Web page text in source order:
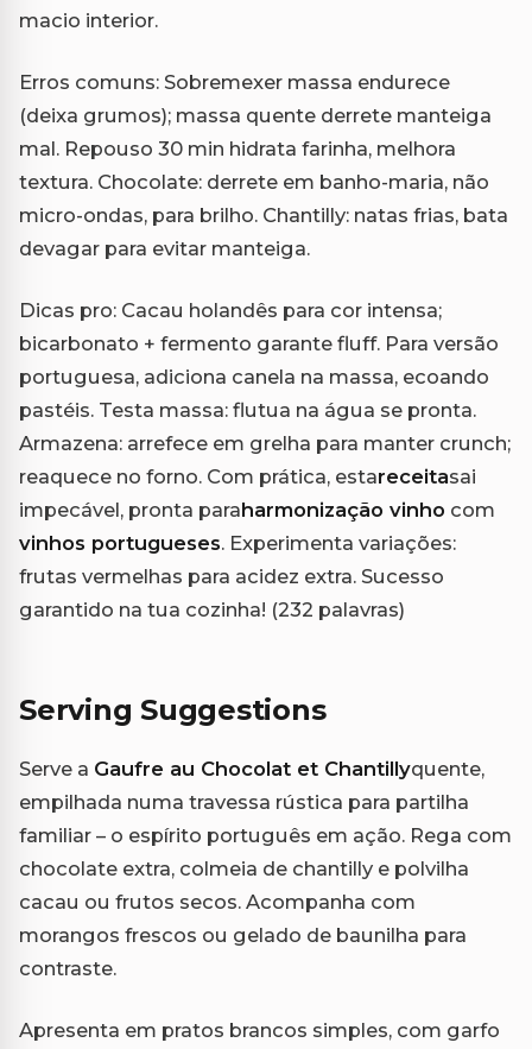
macio interior.
Erros comuns: Sobremexer massa endurece
(deixa grumos); massa quente derrete manteiga
mal. Repouso 30 min hidrata farinha, melhora
textura. Chocolate: derrete em banho-maria, não
micro-ondas, para brilho. Chantilly: natas frias, bata
devagar para evitar manteiga.
Dicas pro: Cacau holandês para cor intensa;
bicarbonato + fermento garante fluff. Para versão
portuguesa, adiciona canela na massa, ecoando
pastéis. Testa massa: flutua na água se pronta.
Armazena: arrefece em grelha para manter crunch;
reaquece no forno. Com prática, estareceitasai
impecável, pronta paraharmonização vinho com
vinhos portugueses. Experimenta variações:
frutas vermelhas para acidez extra. Sucesso
garantido na tua cozinha! (232 palavras)
Serving Suggestions
Serve a Gaufre au Chocolat et Chantillyquente,
empilhada numa travessa rústica para partilha
familiar – o espírito português em ação. Rega com
chocolate extra, colmeia de chantilly e polvilha
cacau ou frutos secos. Acompanha com
morangos frescos ou gelado de baunilha para
contraste.
Apresenta em pratos brancos simples, com garfo